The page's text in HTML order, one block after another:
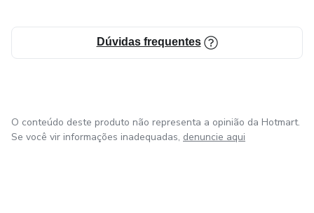
Eu sou Palestrante
Eu sou Persuasivo
Dúvidas frequentes
O conteúdo deste produto não representa a opinião da Hotmart.
Se você vir informações inadequadas, denuncie aqui